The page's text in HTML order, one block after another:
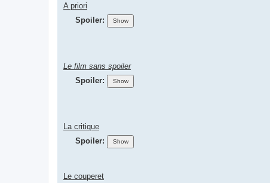
A priori
Spoiler:
Le film sans spoiler
Spoiler:
La critique
Spoiler:
Le couperet